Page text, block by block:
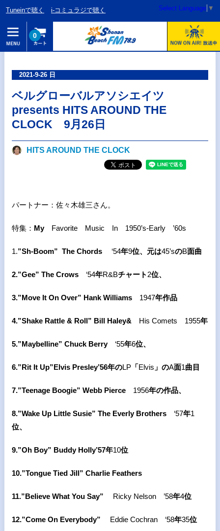
Tuneinで聴く i-コミュラジで聴く Select Language ▼
0
2021-9-26 日
ベルグローバルアソシエイツ
presents HITS AROUND THE
CLOCK 9月26日
HITS AROUND THE CLOCK
パートナー：佐々木雄三さん。
特集： My Favorite Music In 1950’s-Early ’60s
1.”Sh-Boom” The Chords ‘54年9位、 元は45’sのB面曲
2.”Gee” The Crows ‘54年R&Bチャート 2位、
3.”Move It On Over” Hank Williams 1947年作品
4.”Shake Rattle & Roll” Bill Haley& His Comets 1955年
5.”Maybelline” Chuck Berry ‘55年6位、
6.”Rit It Up”Elvis Presley’56年のLP「Elvis 」のA面1曲目
7.”Teenage Boogie” Webb Pierce 1956年の作品、
8.”Wake Up Little Susie” The Everly Brothers ‘57年1
位、
9.”Oh Boy” Buddy Holly’57年10位
10.”Tongue Tied Jill” Charlie Feathers
11.”Believe What You Say” Ricky Nelson ’58年4位
12.”Come On Everybody” Eddie Cochran ‘58年35位